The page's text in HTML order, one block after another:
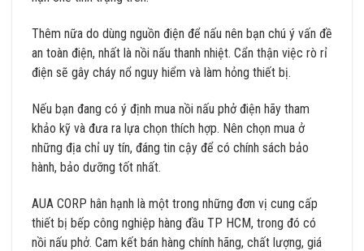
Thêm nữa do dùng nguồn điện để nấu nên bạn chú ý vấn đề
an toàn điện, nhất là nồi nấu thanh nhiệt. Cẩn thận việc rò rỉ
điện sẽ gây cháy nổ nguy hiểm và làm hỏng thiết bị.
Nếu bạn đang có ý định mua nồi nấu phở điện hãy tham
khảo kỹ và đưa ra lựa chọn thích hợp. Nên chọn mua ở
những địa chỉ uy tín, đáng tin cậy để có chính sách bảo
hành, bảo dưỡng tốt nhất.
AUA CORP hân hạnh là một trong những đơn vị cung cấp
thiết bị bếp công nghiệp hàng đầu TP HCM, trong đó có
nồi nấu phở. Cam kết bán hàng chính hãng, chất lượng, giá